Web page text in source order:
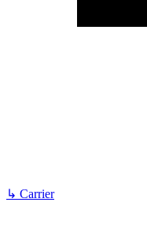
↳ Carrier